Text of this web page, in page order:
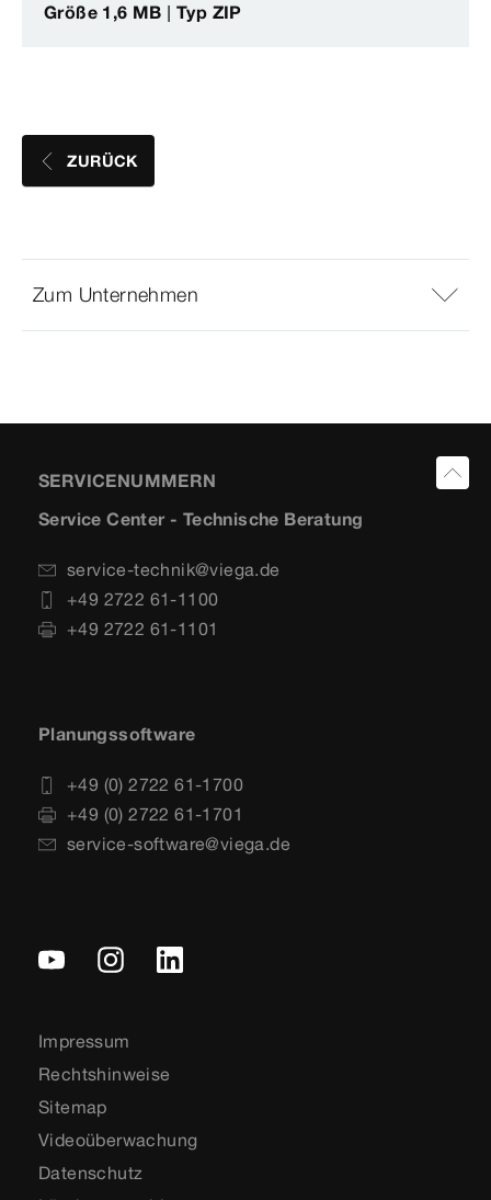
Größe 1,6 MB | Typ ZIP
ZURÜCK
Zum Unternehmen
SERVICENUMMERN
Service Center - Technische Beratung
service-technik@viega.de
+49 2722 61-1100
+49 2722 61-1101
Planungssoftware
+49 (0) 2722 61-1700
+49 (0) 2722 61-1701
service-software@viega.de
Impressum
Rechtshinweise
Sitemap
Videoüberwachung
Datenschutz